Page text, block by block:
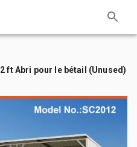
ft Abri pour le bétail (Unused)